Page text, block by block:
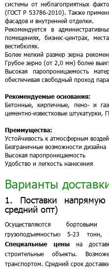
системы от неблагоприятных
(ГОСТ Р 53786-2010). Также
фасадов и внутренней отделки.
Рекомендуется в
помещениях, бизнес-центрах,
вестибюлях.
Более мелкий размер зерна
Грубое зерно (от 2,0 мм) более
Высокая паропроницаемость
обеспечивая свободный проход
Рекомендуемые основания:
Бетонные, кирпичные, пено- и
цементно-известковые штукатурки,
Преимущества:
Устойчивость к атмосферным
Безграничные возможности дизайна
Высокая паропроницаемость
Удобство и легкость нанесения
Варианты
1. Поставки
средний опт)
Осуществляются
грузоподъемностью 5-23
Специальные цены на
строительные объекты.
транспортом. Средний срок